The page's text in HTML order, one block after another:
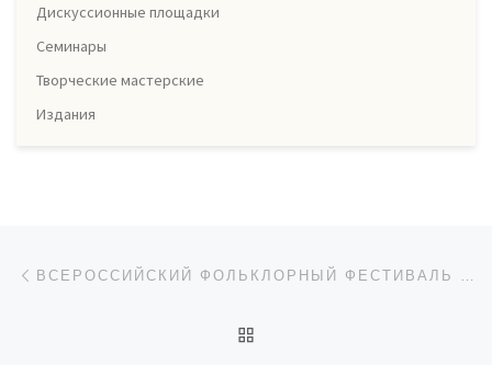
Дискуссионные площадки
Семинары
Творческие мастерские
Издания
Навигация по записям